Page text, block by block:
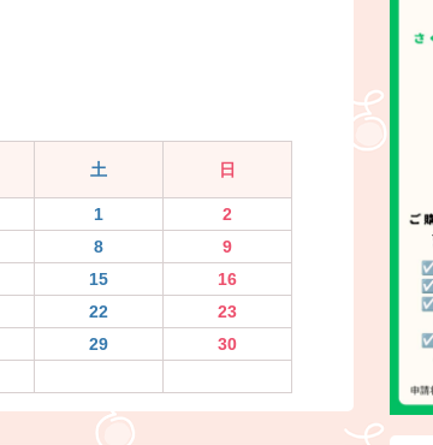
土 日
1
2
8
9
15
16
22
23
29
30